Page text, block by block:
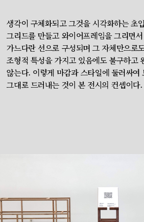
생각이 구체화되고 그것을 시각화하는 초
그리드를 만들고 와이어프레임을 그리면
가느다란 선으로 구성되며 그 자체만으로
조형적 특성을 가지고 있음에도 불구하고
않는다. 이렇게 마감과 스타일에 둘러싸여
그대로 드러내는 것이 본 전시의 컨셉이다.